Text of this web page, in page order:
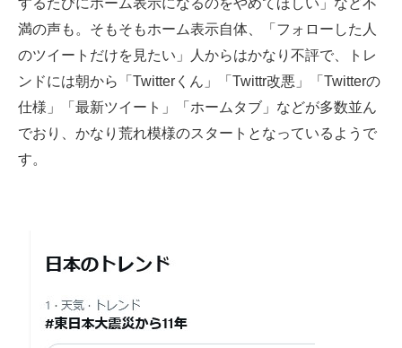
するたびにホーム表示になるのをやめてほしい」など不
満の声も。そもそもホーム表示自体、「フォローした人
のツイートだけを見たい」人からはかなり不評で、トレ
ンドには朝から「Twitterくん」「Twittr改悪」「Twitterの
仕様」「最新ツイート」「ホームタブ」などが多数並ん
でおり、かなり荒れ模様のスタートとなっているようで
す。